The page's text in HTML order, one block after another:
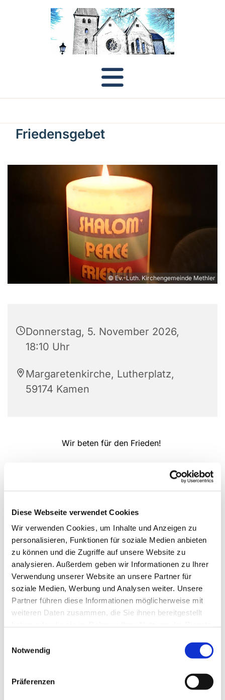
Diese Webseite verwendet Cookies
Wir verwenden Cookies, um Inhalte und Anzeigen zu
personalisieren, Funktionen für soziale Medien anbieten
zu können und die Zugriffe auf unsere Website zu
analysieren. Außerdem geben wir Informationen zu Ihrer
Verwendung unserer Website an unsere Partner für
soziale Medien, Werbung und Analysen weiter. Unsere
Partner führen diese Informationen möglicherweise mit
weiteren Daten zusammen, die Sie ihnen bereitgestellt
Notwendig
Präferenzen
Friedensgebet
© Ev.-Luth. Kirchengemeinde Methler
Donnerstag, 5. November 2026,
18:10 Uhr
Margaretenkirche, Lutherplatz,
59174 Kamen
Wir beten für den Frieden!
Dies könnte Sie auch